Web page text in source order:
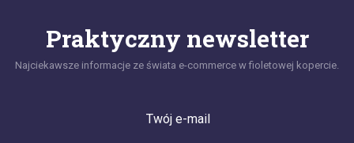
Praktyczny newsletter
Najciekawsze informacje ze świata e-commerce w fioletowej kopercie.
Twój e-mail